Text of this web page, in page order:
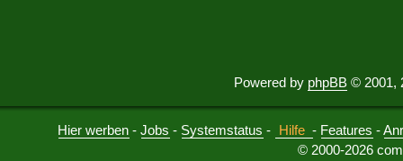
Powered by phpBB © 2001,
Hier werben -Jobs - Systemstatus - Hilfe - Features -
© 2000-2026